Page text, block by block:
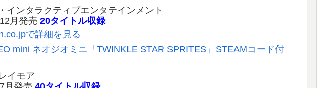
インタラクティブエンタテインメント
月発売 20タイトル収録
で詳細を見る
mini ネオジオミニ「TWINKLE STAR SPRITES」STEAMコード付
イモア